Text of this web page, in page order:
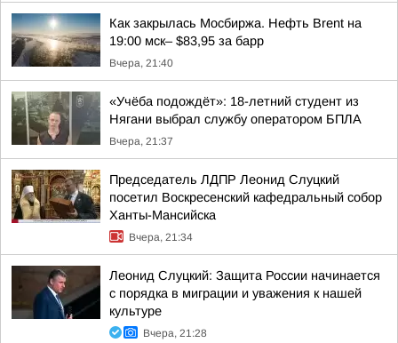
Как закрылась Мосбиржа. Нефть Brent на
19:00 мск– $83,95 за барр
Вчера, 21:40
«Учёба подождёт»: 18-летний студент из
Нягани выбрал службу оператором БПЛА
Вчера, 21:37
Председатель ЛДПР Леонид Слуцкий
посетил Воскресенский кафедральный собор
Ханты-Мансийска
Вчера, 21:34
Леонид Слуцкий: Защита России начинается
с порядка в миграции и уважения к нашей
культуре
Вчера, 21:28